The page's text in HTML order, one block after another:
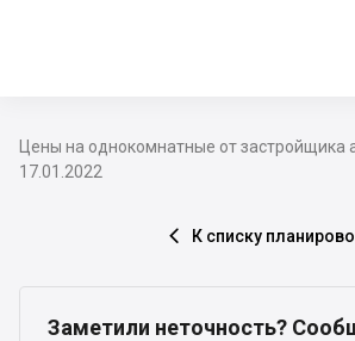
Цены на однокомнатные от застройщика
17.01.2022
 К списку
Заметили неточность?